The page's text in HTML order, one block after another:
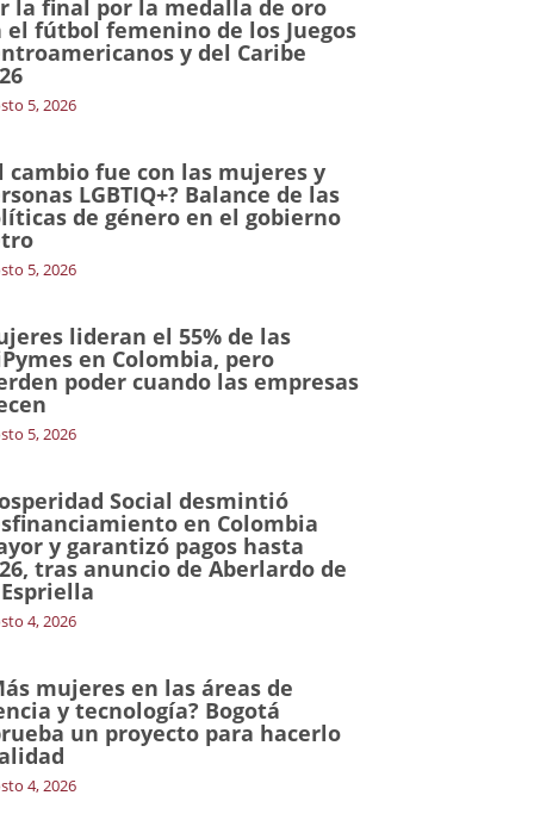
la final por la medalla de oro
el fútbol femenino de los Juegos
y del Caribe
5, 2026
cambio fue con las mujeres y
LGBTIQ+? Balance de las
de género en el gobierno
5, 2026
lideran el 55% de las
en Colombia, pero
poder cuando las empresas
5, 2026
Social desmintió
en Colombia
y garantizó pagos hasta
tras anuncio de Aberlardo de
4, 2026
mujeres en las áreas de
y tecnología? Bogotá
un proyecto para hacerlo
4, 2026